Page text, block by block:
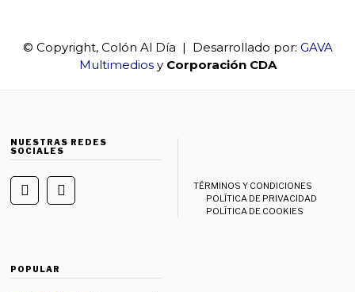
© Copyright, Colón Al Día | Desarrollado por: GAVA
Multimediosy Corporación CDA
NUESTRAS REDES
SOCIALES
TÉRMINOS Y CONDICIONES
POLÍTICA DE PRIVACIDAD
POLÍTICA DE COOKIES
POPULAR